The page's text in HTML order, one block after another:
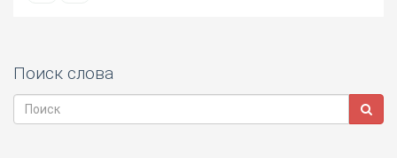
Поиск слова